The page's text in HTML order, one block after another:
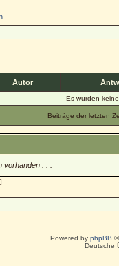
Autor
Es wurden
Beiträge der letzten
vorhanden . . .
Powered by phpBB
Deutsche